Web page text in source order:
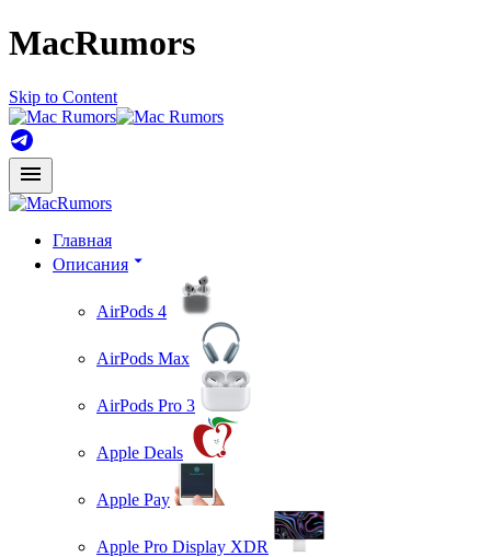
MacRumors
Skip to Content
Главная
Описания
AirPods 4
AirPods Max
AirPods Pro 3
Apple Deals
Apple Pay
Apple Pro Display XDR